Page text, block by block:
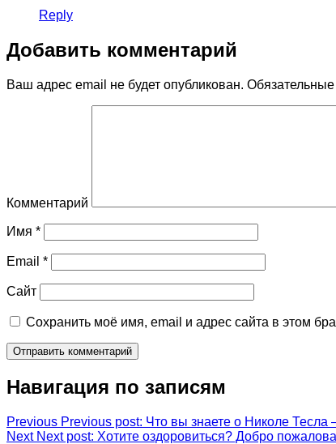
Reply
Добавить комментарий
Ваш адрес email не будет опубликован.
Комментарий
Имя *
Email *
Сайт
Сохранить моё имя, email и адрес сайта в этом
Навигация по записям
Previous Previous post: Что вы знаете о Николе Тесла
Next Next post: Хотите оздоровиться? Добро